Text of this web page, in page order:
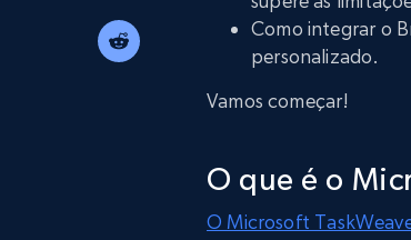
Como integrar o
personalizado.
Vamos começar!
O que é o
O Microsoft